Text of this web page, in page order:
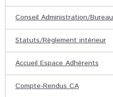
Conseil Administration/Bureau
Statuts/Règlement intérieur
Accueil Espace Adhérents
Compte-Rendus CA